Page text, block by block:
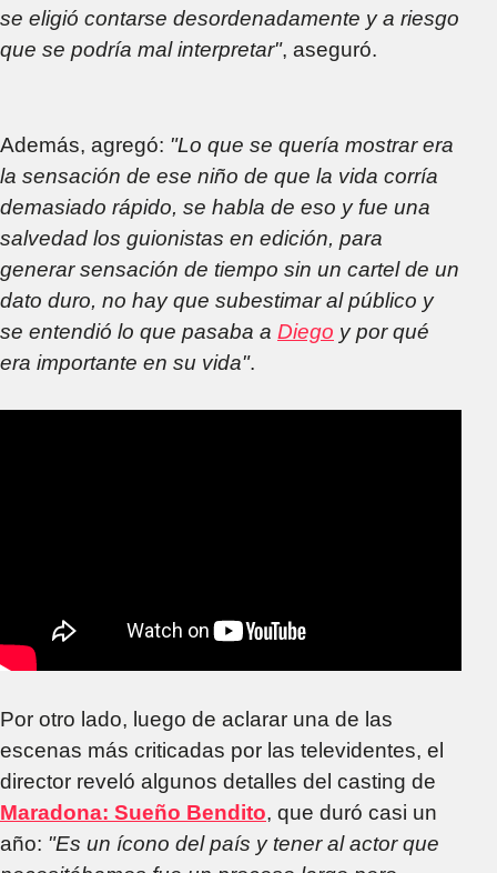
se eligió contarse desordenadamente y a riesgo
que se podría mal interpretar", aseguró.
Además, agregó: "Lo que se quería mostrar era
la sensación de ese niño de que la vida corría
demasiado rápido, se habla de eso y fue una
salvedad los guionistas en edición, para
generar sensación de tiempo sin un cartel de un
dato duro, no hay que subestimar al público y
se entendió lo que pasaba a Diego y por qué
era importante en su vida".
Por otro lado, luego de aclarar una de las
escenas más criticadas por las televidentes, el
director reveló algunos detalles del casting de
Maradona: Sueño Bendito, que duró casi un
año: "Es un ícono del país y tener al actor que